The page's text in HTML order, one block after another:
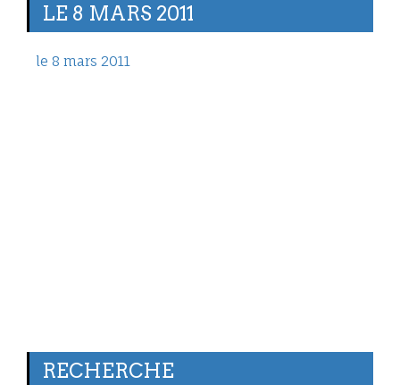
LE 8 MARS 2011
le 8 mars 2011
RECHERCHE